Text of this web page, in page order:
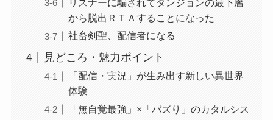
リスナーに騙されてダンジョンの最下層
から脱出ＲＴＡすることになった
社畜剣聖、配信者になる
見どころ・魅力ポイント
「配信・実況」が生み出す新しい異世界
体験
「無自覚最強」×「バズり」のカタルシス